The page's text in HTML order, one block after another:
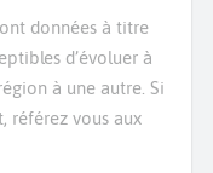
données à titre
d’évoluer à
à une autre. Si
référez vous aux